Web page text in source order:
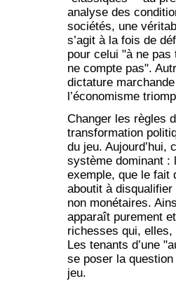
analyse des
sociétés, une
s’agit à la fois de
pour celui "à ne
ne compte pas".
dictature
l’économisme
Changer les règles
transformation
du jeu.
système dominant :
exemple, que le fait
aboutit à
non monétaires.
apparaît purement
richesses qui,
Les tenants d’une
se poser la
jeu.